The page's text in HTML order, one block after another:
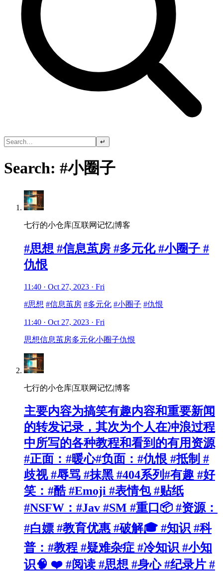
↵
Search: #小圈子
七行的小仓库|互联网记忆|博客
#思想 #信息茧房 #多元化 #小圈子 #
仇恨
11:40 · Oct 27, 2023 · Fri
#思想 #信息茧房 #多元化 #小圈子 #仇恨
11:40 · Oct 27, 2023 · Fri
思想信息茧房多元化小圈子仇恨
七行的小仓库|互联网记忆|博客
主要内容为搞笑有趣内容和重要新闻
的转发记录，其次为个人在冲浪过程
中所写的各种教程和看到的有用资源
#正面：#暖心#负面：#仇恨 #抵制 #
歧视 #辱骂 #抹黑 #404系列#有趣 #好
笑：#酷 #Emoji #表情包 #贴纸
#NSFW：#Jav #SM #重口📦 #资源：
#白嫖 #教育优惠 #破解🎓 #知识 #科
普：#教程 #疑难杂症 #冷知识 #小知
识🧠 ❤️ #阅读 #思想 #身心 #纪录片 #